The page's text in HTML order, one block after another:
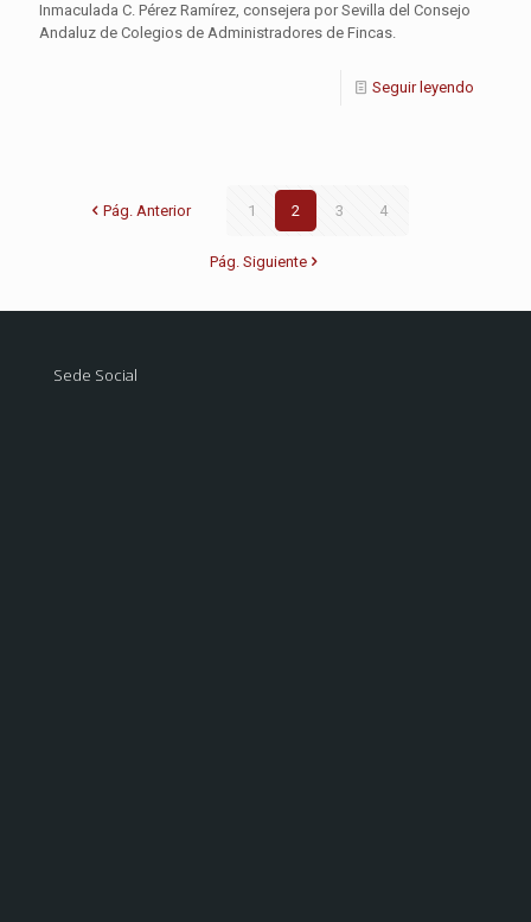
Inmaculada C. Pérez Ramírez, consejera por Sevilla del Consejo
Andaluz de Colegios de Administradores de Fincas.
Seguir leyendo
Pág. Anterior 1 2 3 4
Pág. Siguiente
Sede Social